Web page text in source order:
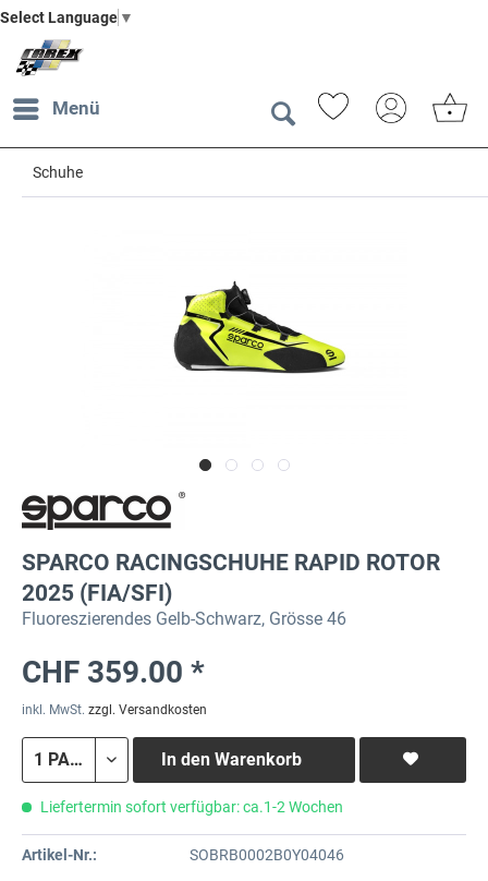
Select Language ▼
Menü
Schuhe
SPARCO RACINGSCHUHE RAPID ROTOR
2025 (FIA/SFI)
Fluoreszierendes Gelb-Schwarz, Grösse 46
CHF 359.00 *
inkl. MwSt. zzgl. Versandkosten
In den Warenkorb
Liefertermin sofort verfügbar: ca.1-2 Wochen
Artikel-Nr.: SOBRB0002B0Y04046